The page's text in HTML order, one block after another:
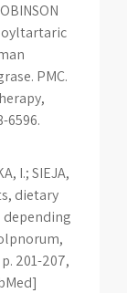
PMC.
6596.
I.; SIEJA,
dietary
depending
201-207,